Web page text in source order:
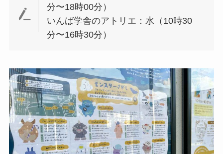
分〜18時00分）
いんば学舎のアトリエ：水（10時30
分〜16時30分）